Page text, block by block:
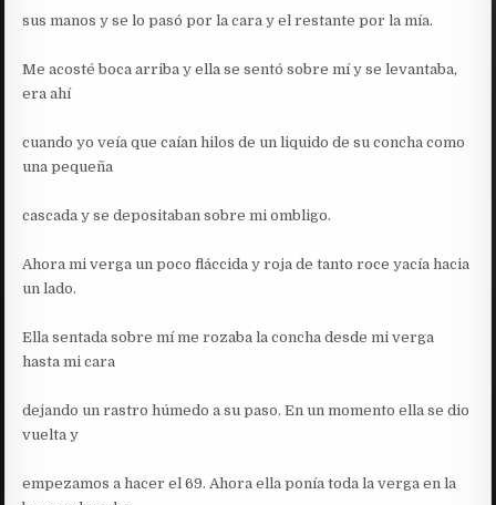
sus manos y se lo pasó por la cara y el restante por la mía.
Me acosté boca arriba y ella se sentó sobre mí y se levantaba,
era ahí
cuando yo veía que caían hilos de un liquido de su concha como
una pequeña
cascada y se depositaban sobre mi ombligo.
Ahora mi verga un poco fláccida y roja de tanto roce yacía hacia
un lado.
Ella sentada sobre mí me rozaba la concha desde mi verga
hasta mi cara
dejando un rastro húmedo a su paso. En un momento ella se dio
vuelta y
empezamos a hacer el 69. Ahora ella ponía toda la verga en la